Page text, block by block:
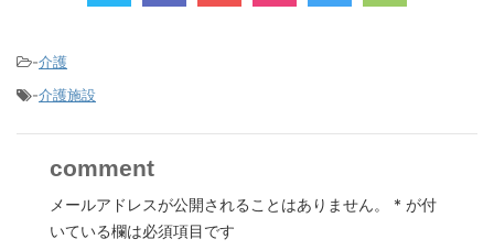
-介護
-介護施設
comment
メールアドレスが公開されることはありません。 * が付
いている欄は必須項目です